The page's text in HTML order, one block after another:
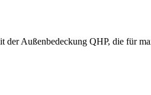
der Außenbedeckung QHP, die für